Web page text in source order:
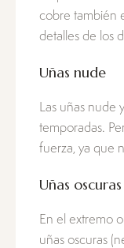
cobre también
detalles de los
Uñas nude
Las uñas nude
temporadas.
fuerza, ya que
Uñas
En el extremo
uñas oscuras